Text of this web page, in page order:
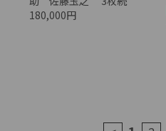
180,000円